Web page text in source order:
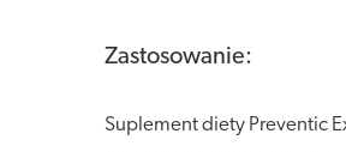
Zastosowanie:
Suplement diety Preventic